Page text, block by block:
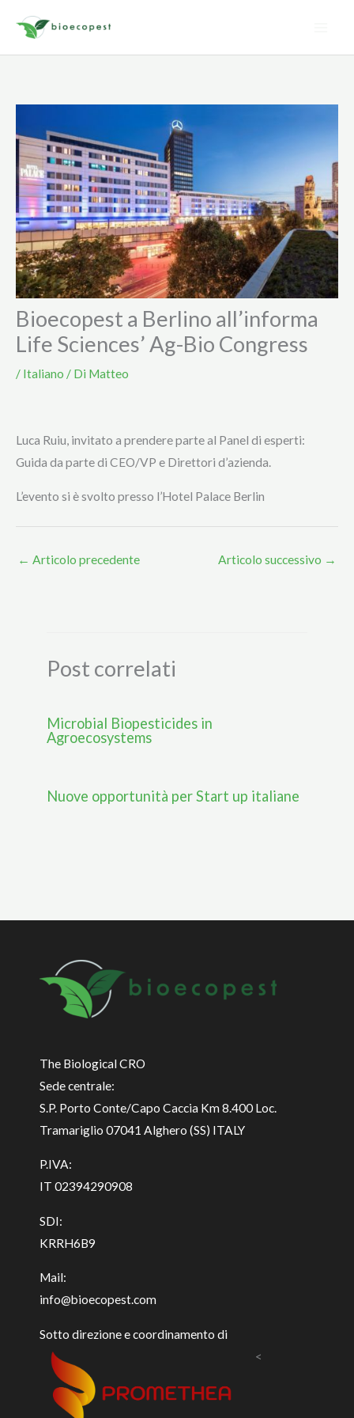
contenuto
Bioecopest a Berlino all’informa
Life Sciences’ Ag-Bio Congress
/ Italiano / Di Matteo
Luca Ruiu, invitato a prendere parte al Panel di esperti:
Guida da parte di CEO/VP e Direttori d’azienda.
L’evento si è svolto presso l’Hotel Palace Berlin
← Articolo precedente Articolo successivo →
Post correlati
Microbial Biopesticides in
Agroecosystems
Nuove opportunità per Start up italiane
The Biological CRO
Sede centrale:
S.P. Porto Conte/Capo Caccia Km 8.400 Loc.
Tramariglio 07041 Alghero (SS) ITALY
P.IVA:
IT 02394290908
SDI:
KRRH6B9
Mail:
info@bioecopest.com
Sotto direzione e coordinamento di
<